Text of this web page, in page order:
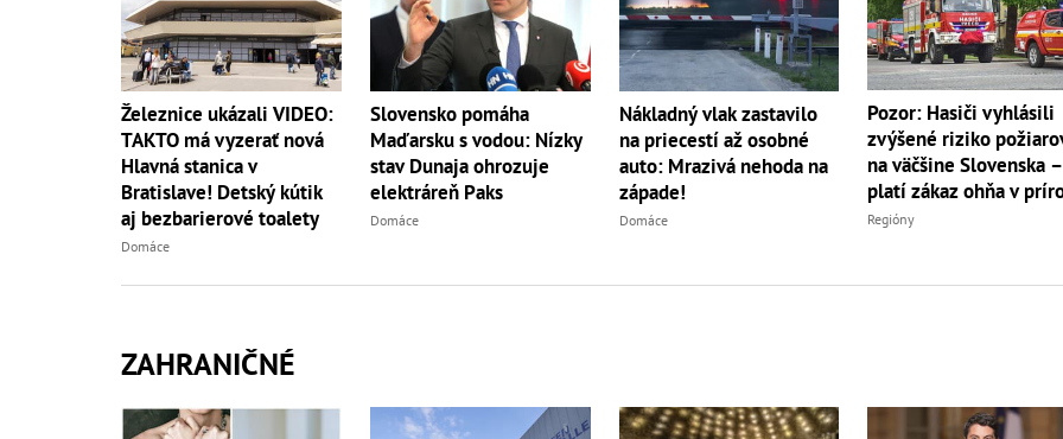
Železnice ukázali VIDEO:
TAKTO má vyzerať nová
Hlavná stanica v
Bratislave! Detský kútik
aj bezbarierové toalety
Domáce
Slovensko pomáha
Maďarsku s vodou: Nízky
stav Dunaja ohrozuje
elektráreň Paks
Domáce
Nákladný vlak zastavilo
na priecestí až osobné
auto: Mrazivá nehoda na
západe!
Domáce
Pozor: Hasiči vyhlásili
zvýšené riziko
na väčšine Slovenska –
platí zákaz ohňa v
Regióny
ZAHRANIČNÉ